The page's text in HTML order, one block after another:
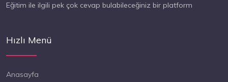
Eğitim ile ilgili pek çok cevap bulabileceğiniz bir platform
Hızlı Menü
Anasayfa